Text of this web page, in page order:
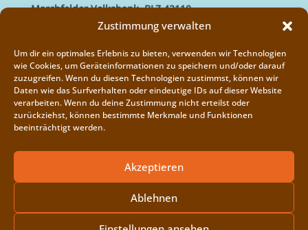
Zustimmung verwalten
Um dir ein optimales Erlebnis zu bieten, verwenden wir Technologien
wie Cookies, um Geräteinformationen zu speichern und/oder darauf
zuzugreifen. Wenn du diesen Technologien zustimmst, können wir
Daten wie das Surfverhalten oder eindeutige IDs auf dieser Website
verarbeiten. Wenn du deine Zustimmung nicht erteilst oder
zurückziehst, können bestimmte Merkmale und Funktionen
beeinträchtigt werden.
Akzeptieren
Ablehnen
Marchfelder Volksbank, BLZ 42110
IBAN: AT66 4211 0421 5000 0000
Cookie-Richtlinie (EU)